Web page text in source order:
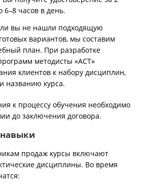
6–8 часов в день.
вы не нашли подходящую
вариантов, мы составим
план. При разработке
методисты «АСТ»
клиентов к набору дисциплин,
названию курса.
к процессу обучения необходимо
до заключения договора.
продаж курсы включают
дисциплины. Во время